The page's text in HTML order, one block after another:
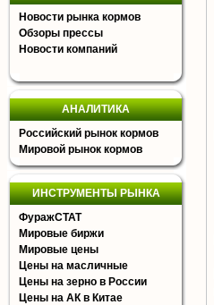
Новости рынка кормов
Обзоры прессы
Новости компаний
АНАЛИТИКА
Российский рынок кормов
Мировой рынок кормов
ИНСТРУМЕНТЫ РЫНКА
ФуражСТАТ
Мировые биржи
Мировые цены
Цены на масличные
Цены на зерно в России
Цены на АК в Китае